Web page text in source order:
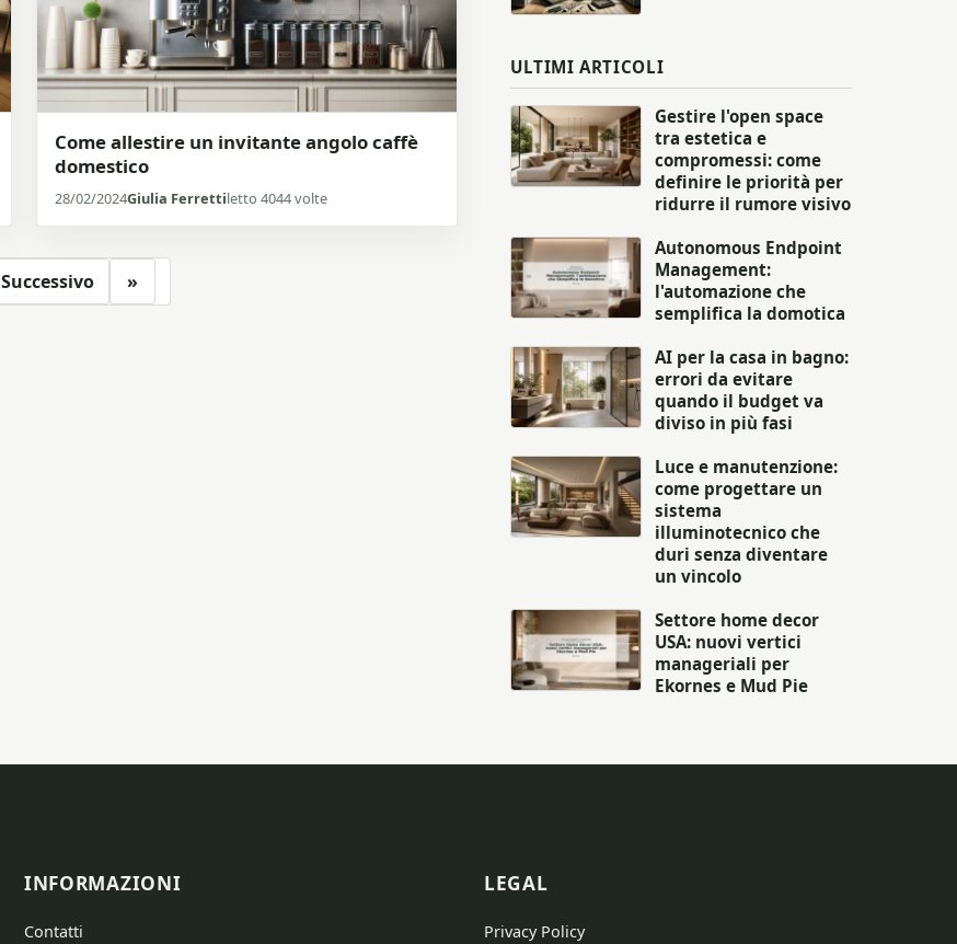
Come allestire un invitante angolo caffè
domestico
28/02/2024Giulia Ferrettiletto 4044 volte
Successivo »
ULTIMI ARTICOLI
Gestire l'open space
tra estetica e
compromessi: come
definire le priorità per
ridurre il rumore visivo
Autonomous Endpoint
Management:
l'automazione che
semplifica la domotica
AI per la casa in bagno:
errori da evitare
quando il budget va
diviso in più fasi
Luce e manutenzione:
come progettare un
sistema
illuminotecnico che
duri senza diventare
un vincolo
Settore home decor
USA: nuovi vertici
manageriali per
Ekornes e Mud Pie
INFORMAZIONI
Contatti
LEGAL
Privacy Policy